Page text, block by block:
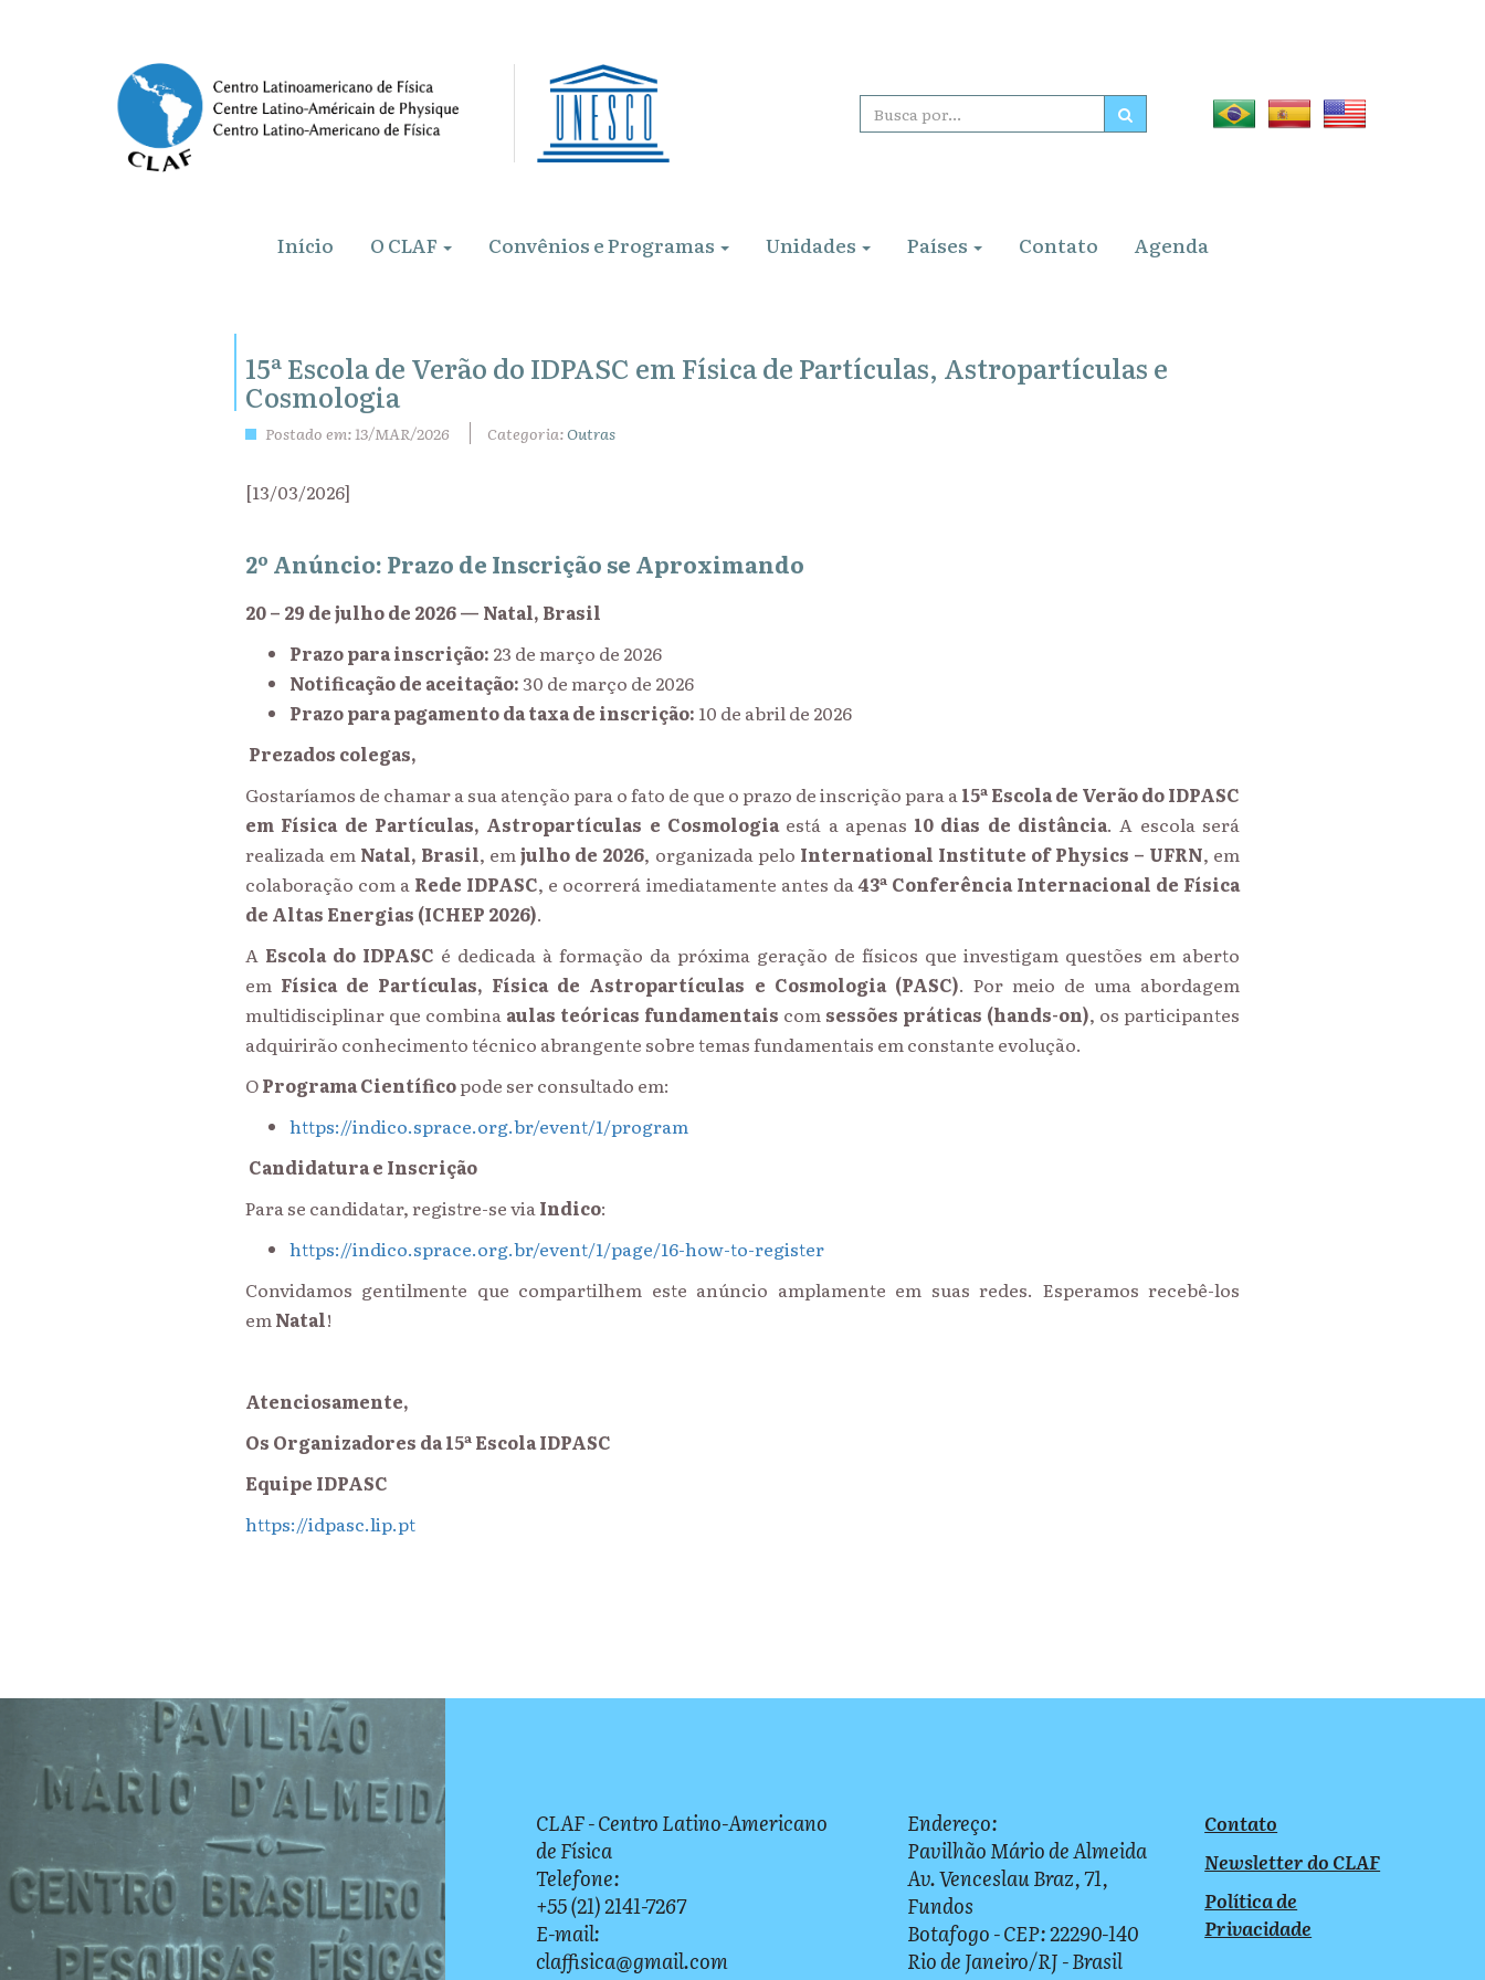
Início O CLAF Convênios e Programas Unidades Países Contato Agenda
15ª Escola de Verão do IDPASC em Física de Partículas, Astropartículas e
Cosmologia
Postado em: 13/MAR/2026 Categoria: Outras
[13/03/2026]
2º Anúncio: Prazo de Inscrição se Aproximando
20 – 29 de julho de 2026 — Natal, Brasil
Prazo para inscrição: 23 de março de 2026
Notificação de aceitação:30 de março de 2026
Prazo para pagamento da taxa de inscrição: 10 de abril de 2026
Prezados colegas,
Gostaríamos de chamar a sua atenção para o fato de que o prazo de inscrição para a15ª Escola de Verão do IDPASC
em Física de Partículas, Astropartículas e Cosmologiaestá a apenas 10 dias de distância. A escola será
realizada em Natal, Brasil, emjulho de 2026, organizada pelo International Institute of Physics – UFRN, em
colaboração com a Rede IDPASC, e ocorrerá imediatamente antes da43ª Conferência Internacional de Física
de Altas Energias (ICHEP 2026).
A Escola do IDPASC é dedicada à formação da próxima geração de físicos que investigam questões em aberto
em Física de Partículas, Física de Astropartículas e Cosmologia (PASC). Por meio de uma abordagem
multidisciplinar que combina aulas teóricas fundamentais com sessões práticas (hands-on), os participantes
adquirirão conhecimento técnico abrangente sobre temas fundamentais em constante evolução.
OPrograma Científicopode ser consultado em:
https://indico.sprace.org.br/event/1/program
Candidatura e Inscrição
Para se candidatar, registre-se viaIndico:
https://indico.sprace.org.br/event/1/page/16-how-to-register
Convidamos gentilmente que compartilhem este anúncio amplamente em suas redes. Esperamos recebê-los
emNatal!
Atenciosamente,
Os Organizadores da 15ª Escola IDPASC
Equipe IDPASC
https://idpasc.lip.pt
CLAF - Centro Latino-Americano
de Física
Telefone:
+55 (21) 2141-7267
E-mail:
claffisica@gmail.com
Endereço:
Pavilhão Mário de Almeida
Av. Venceslau Braz, 71,
Fundos
Botafogo - CEP: 22290-140
Rio de Janeiro/RJ - Brasil
Contato
Newsletter do CLAF
Política de
Privacidade